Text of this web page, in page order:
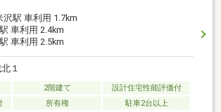
沢駅 車利用 1.7km
車利用 2.4km
車利用 2.5km
１
2階建て
設計住宅性能評価付
所有権 駐車2台以上